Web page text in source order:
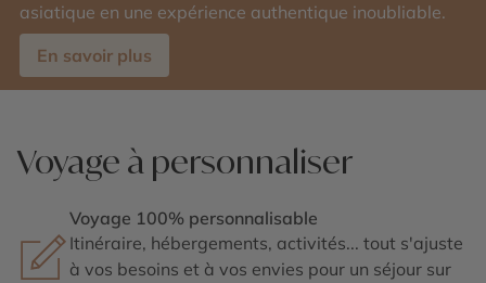
asiatique en une expérience authentique inoubliable.
En savoir plus
Voyage à personnaliser
Voyage 100% personnalisable
Itinéraire, hébergements, activités... tout s'ajuste
à vos besoins et à vos envies pour un séjour sur